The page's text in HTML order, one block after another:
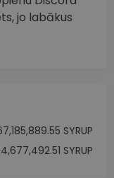
jo labākus
SYRUP
SYRUP